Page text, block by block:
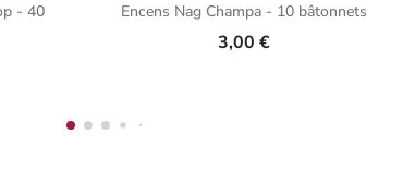
- 40
Encens Nag Champa - 10 bâtonnets
3,00 €